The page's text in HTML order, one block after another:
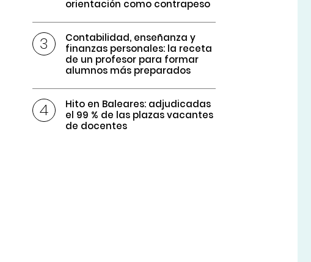
orientación como contrapeso
Contabilidad, enseñanza y
finanzas personales: la receta
de un profesor para formar
alumnos más preparados
Hito en Baleares: adjudicadas
el 99 % de las plazas vacantes
de docentes